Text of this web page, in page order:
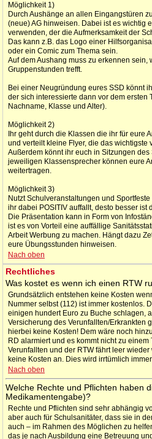
Möglichkeit 1)
Durch Aushänge an allen Eingangstüren
(neue) AG hinweisen. Dabei ist es wichtig
verwenden, der die Aufmerksamkeit der
Das kann z.B. das Logo einer
oder ein Comic zum Thema sein.
Auf dem Aushang muss zu erkennen
Gruppenstunden trefft.
Bei einer Neugründung eures SSD könnt
der sich interessierte dann vor dem ersten
Nachname, Klasse und Alter).
Möglichkeit 2)
Ihr geht durch die Klassen die ihr für eure
und verteilt kleine Flyer, die das wichtigste
Außerdem könnt ihr euch in Sitzungen
jeweiligen Klassensprecher können eure
weitertragen.
Möglichkeit 3)
Nutzt Schulveranstaltungen und
ihr dabei POSITIV auffallt, desto besser ist
Die Präsentation kann in Form von
ist es von Vorteil eine auffällige
Arbeit Werbung zu machen. Hängt dazu
eure Übungsstunden hinweisen.
Nach oben
Rechtliches
Was kostet es wenn ich einen RTW
Grundsätzlich entstehen keine Kosten
Nummer selbst (112) ist immer kostenlos.
einigen hundert Euro zu Buche schlagen,
Versicherung des Verunfallten/Erkrankten
hierbei keine Kosten! Dem wäre noch
RD alarmiert und es kommt nicht zu
Verunfallten und der RTW fährt leer
keine Kosten an. Dies wird irrtümlich
Nach oben
Welche Rechte und Pflichten haben
Medikamentengabe)?
Rechte und Pflichten sind sehr abhängig
aber auch für Schulsanitäter, dass sie in
auch – im Rahmen des Möglichen zu
das je nach Ausbildung eine Betreuung